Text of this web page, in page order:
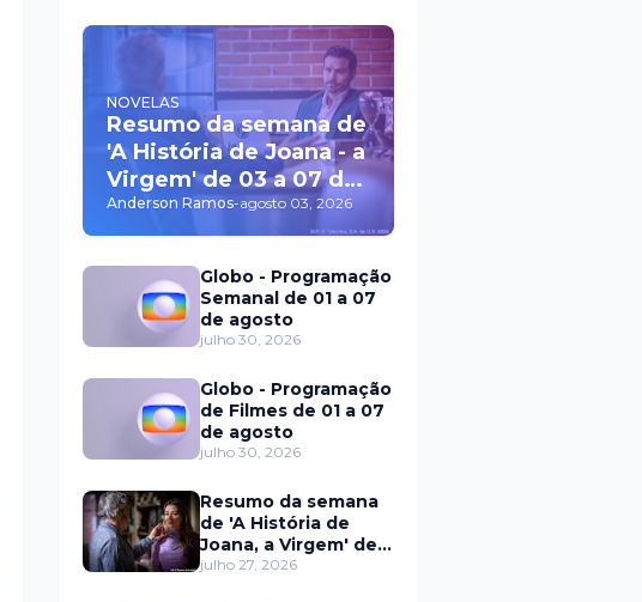
NOVELAS
Resumo da semana de
'A História de Joana - a
Virgem' de 03 a 07 de
agosto
Anderson Ramos-agosto 03, 2026
Globo - Programação
Semanal de 01 a 07
de agosto
julho 30, 2026
Globo - Programação
de Filmes de 01 a 07
de agosto
julho 30, 2026
Resumo da semana
de 'A História de
Joana, a Virgem' de
27 a 31 de julho
julho 27, 2026